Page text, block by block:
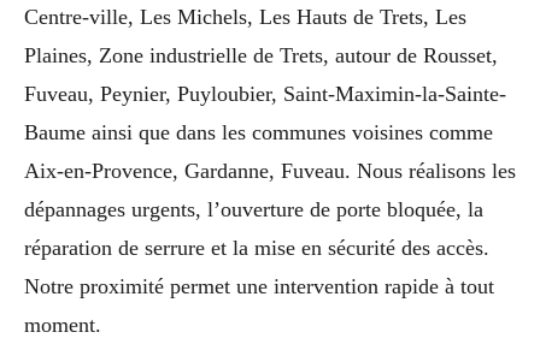
Centre-ville, Les Michels, Les Hauts de Trets, Les
Plaines, Zone industrielle de Trets, autour de Rousset,
Fuveau, Peynier, Puyloubier, Saint-Maximin-la-Sainte-
Baume ainsi que dans les communes voisines comme
Aix-en-Provence, Gardanne, Fuveau. Nous réalisons les
dépannages urgents, l’ouverture de porte bloquée, la
réparation de serrure et la mise en sécurité des accès.
Notre proximité permet une intervention rapide à tout
moment.